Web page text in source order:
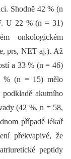
Shodně 42 % (n
U 22 % (n = 31)
onkologickém
prs, NET aj.). Až
a 33 % (n = 46)
% (n = 15) mělo
akutního
(42 %, n = 58,
případě lékař
překvapivé, že
peptidy